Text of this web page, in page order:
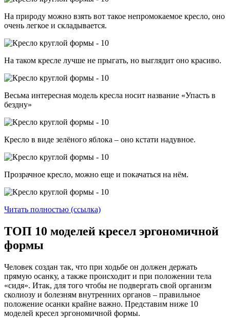
На природу можно взять вот такое непромокаемое кресло, оно
очень легкое и складывается.
На таком кресле лучше не прыгать, но выглядит оно красиво.
Весьма интересная модель кресла носит название «Упасть в
бездну»
Кресло в виде зелёного яблока – оно кстати надувное.
Прозрачное кресло, можно еще и покачаться на нём.
Читать полностью (ссылка)
ТОП 10 моделей кресел эргономичной
формы
Человек создан так, что при ходьбе он должен держать
прямую осанку, а также происходит и при положении тела
«сидя». Итак, для того чтобы не подвергать свой организм
сколиозу и болезням внутренних органов – правильное
положение осанки крайне важно. Представим ниже 10
моделей кресел эргономичной формы.